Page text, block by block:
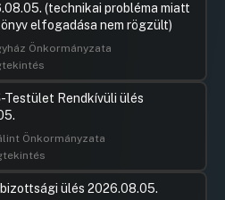
ELEJÉRE
(technikai probléma miatt
elfogadása nem rögzült)
Önkormányzata
Testület Rendkívüli ülés
Önkormányzata
ülés 2026.08.05.